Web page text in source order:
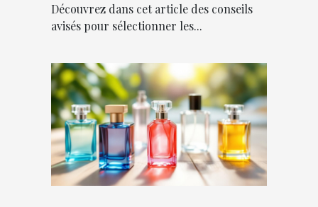
Découvrez dans cet article des conseils
avisés pour sélectionner les...